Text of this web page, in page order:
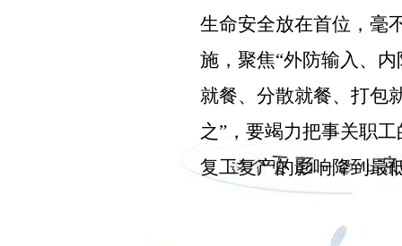
生命安全放在首位，毫
施，聚焦“外防输入、内
就餐、分散就餐、打包
之” ，要竭力把事关职
复工复产的影响降到最